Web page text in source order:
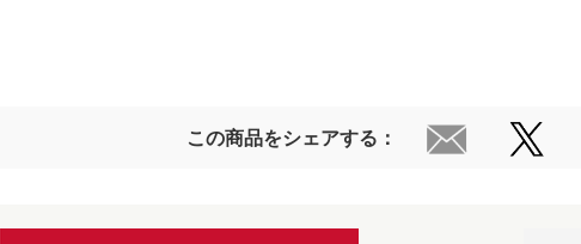
この商品をシェアする：